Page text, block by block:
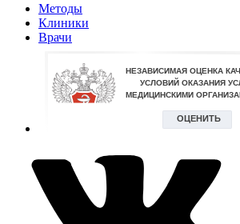
Методы
Клиники
Врачи